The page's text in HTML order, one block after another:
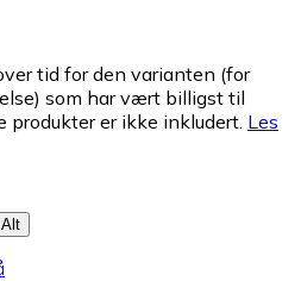
tid for den varianten (for
som har vært billigst til
produkter er ikke inkludert. Les
Alt